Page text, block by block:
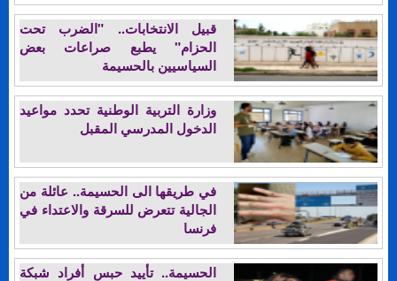
قبيل الانتخابات.. "الضرب تحت
الحزام" يطبع صراعات بعض
السياسيين بالحسيمة
وزارة التربية الوطنية تحدد مواعيد
الدخول المدرسي المقبل
في طريقها الى الحسيمة.. عائلة من
الجالية تتعرض للسرقة والاعتداء في
فرنسا
الحسيمة.. تأييد حبس أفراد شبكة